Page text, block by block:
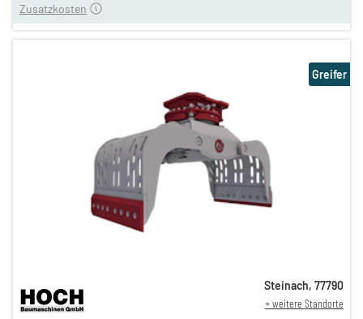
Zusatzkosten
Greifer
Steinach, 77790
+ weitere Standorte